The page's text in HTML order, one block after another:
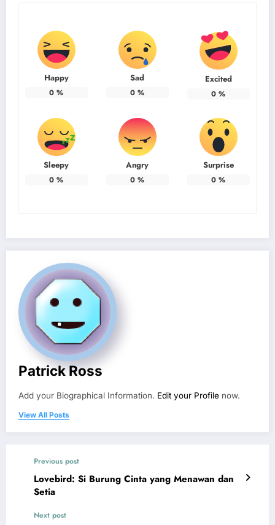
Happy
0 %
Sad
0 %
Excited
0 %
Sleepy
0 %
Angry
0 %
Surprise
0 %
Patrick Ross
Add your Biographical Information. Edit your Profile now.
View All Posts
Previous post
Lovebird: Si Burung Cinta yang Menawan dan
Setia
Next post